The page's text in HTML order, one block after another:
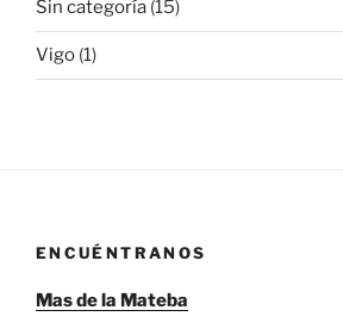
Sin categoría (15)
Vigo (1)
ENCUÉNTRANOS
Mas de la Mateba